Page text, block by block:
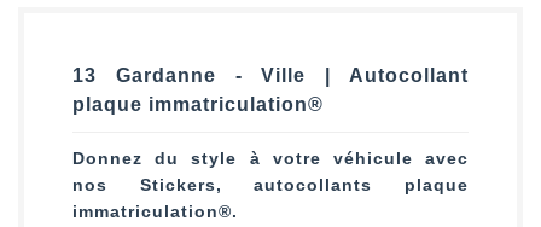
13 Gardanne - Ville | Autocollant
plaque immatriculation®
Donnez du style à votre véhicule avec
nos Stickers, autocollants plaque
immatriculation®.